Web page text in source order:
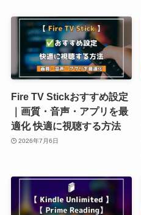
Fire TV Stickおすすめ設定
｜画質・音声・アプリを最
適化 快適に視聴する方法
2026年7月6日